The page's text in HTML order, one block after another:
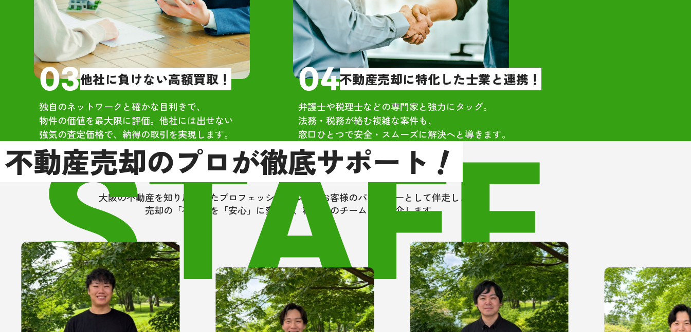
【所感】
・社員の方々は礼儀正しく、皆さん明
るい雰囲気で安心感がありました。単
なる仕事の対応ではなく、人として誠
実に接してくれているのが伝わりま
す。
・市原さん自身も昔から努力家で、当
時の同級生としても信頼できる人柄で
した。その几帳面さや気遣いが、接客
や会社の雰囲気づくりにも反映されて
いると感じました。
・久しぶりに再会しましたが、高校時
代のことを鮮明に覚えてくれており、
相手に寄り添う姿勢が全く変わってい
ないのが印象的でした。大手にはない
「人のつながりから生まれる安心感」
を強く実感できました。
以上、もし大阪市東住吉区の近辺で不
動産売買・リフォーム・住宅ローン取
次などを検討中の方は、是非一度グリ
ーンハウジングさんにあたってみてく
ださい！
03他社に負けない高額買取！
独自のネットワークと確かな目利きで、
物件の価値を最大限に評価。他社には出せない
強気の査定価格で、納得の取引を実現します。
04不動産売却に特化した士業と連携！
弁護士や税理士などの専門家と強力にタッグ。
法務・税務が絡む複雑な案件も、
窓口ひとつで安全・スムーズに解決へと導きます。
不動産売却のプロが徹底サポート！
STAFF
大阪の不動産を知り尽くしたプロフェッショナルが、お客様のパートナーとして伴走します。
売却の「不安」を「安心」に変える、私たちのチームをご紹介します。